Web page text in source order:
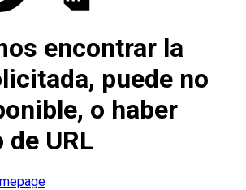
encontrar la
puede no
o haber
URL